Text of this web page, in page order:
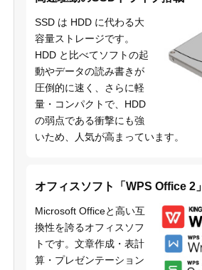
SSD は HDD に代わる大
容量ストレージです。
HDD と比べてソフトの起
動やデータの読み書きが
圧倒的に速く、さらに軽
量・コンパクトで、HDD
の弱点である衝撃にも強
いため、人気が高まっています。
オフィスソフト「WPS Office 2」
Microsoft Officeと高い互
換性を誇るオフィスソフ
トです。文章作成・表計
算・プレゼンテーション